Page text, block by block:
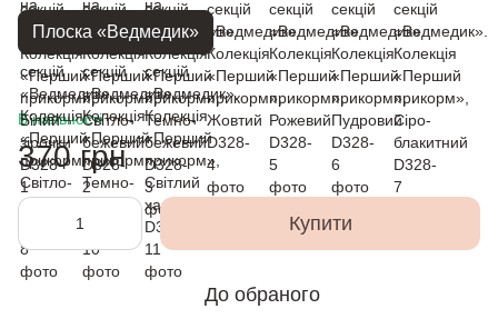
Плоска «Ведмедик»
В наявності
370 грн
Купити
До обраного